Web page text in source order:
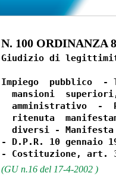
N. 100 ORDINANZA
Giudizio di
Impiego  pubblico  -
mansioni
amministrativo  -
ritenuta
diversi - Manifesta
- D.P.R. 10 gennaio
(GU n.16 del 17-4-2002 )